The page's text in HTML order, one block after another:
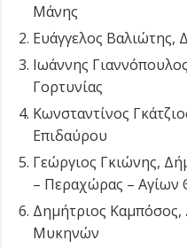
Μάνης
Ευάγγελος
Ιωάννης
Γορτυνίας
Κωνσταντίνος
Επιδαύρου
Γεώργιος Γκιώνης,
– Περαχώρας –
Δημήτριος
Μυκηνών